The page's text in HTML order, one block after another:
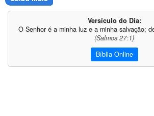
Versículo do Dia:
O Senhor é a minha luz e a minha salvação;
(Salmos 27:1)
Bíblia Online